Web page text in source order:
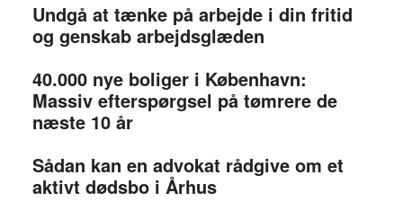
Undgå at tænke på arbejde i din fritid
og genskab arbejdsglæden
40.000 nye boliger i København:
Massiv efterspørgsel på tømrere de
næste 10 år
Sådan kan en advokat rådgive om et
aktivt dødsbo i Århus